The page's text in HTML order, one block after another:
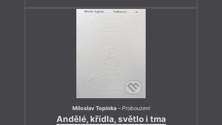
Miloslav Topinka–Probouzení
Andělé, křídla, světlo i tma